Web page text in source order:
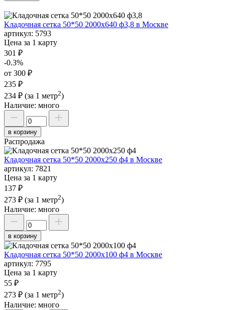
Кладочная сетка 50*50 2000х640 ф3,8 в Москве
артикул: 5793
Цена за 1 карту
301 ₽
-0.3%
от 300 ₽
235 ₽
234 ₽ (за 1 метр2)
Наличие: много
в корзину
Распродажа
Кладочная сетка 50*50 2000х250 ф4 в Москве
артикул: 7821
Цена за 1 карту
137 ₽
273 ₽ (за 1 метр2)
Наличие: много
в корзину
Кладочная сетка 50*50 2000х100 ф4 в Москве
артикул: 7795
Цена за 1 карту
55 ₽
273 ₽ (за 1 метр2)
Наличие: много